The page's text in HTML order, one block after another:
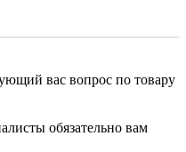
вас вопрос по товару
обязательно вам